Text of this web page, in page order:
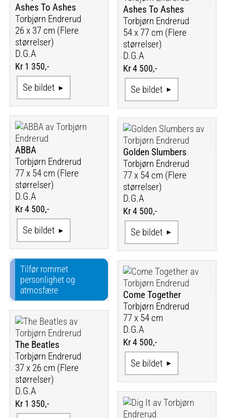
Ashes To Ashes
Torbjørn Endrerud
26 x 37 cm (Flere
størrelser)
D.G.A
Kr 1 350,-
Se bildet
Ashes To Ashes
Torbjørn Endrerud
54 x 77 cm (Flere
størrelser)
D.G.A
Kr 4 500,-
Se bildet
ABBA
Torbjørn Endrerud
77 x 54 cm (Flere
størrelser)
D.G.A
Kr 4 500,-
Se bildet
Golden Slumbers
Torbjørn Endrerud
77 x 54 cm (Flere
størrelser)
D.G.A
Kr 4 500,-
Se bildet
Tilfør rommet
personlighet og
atmosfære
Come Together
Torbjørn Endrerud
77 x 54 cm
D.G.A
Kr 4 500,-
Se bildet
The Beatles
Torbjørn Endrerud
37 x 26 cm (Flere
størrelser)
D.G.A
Kr 1 350,-